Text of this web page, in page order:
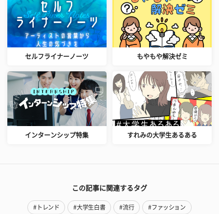
セルフライナーノーツ もやもや解決ゼミ
インターンシップ特集 すれみの大学生あるある
この記事に関連するタグ
#トレンド #大学生白書 #流行 #ファッション